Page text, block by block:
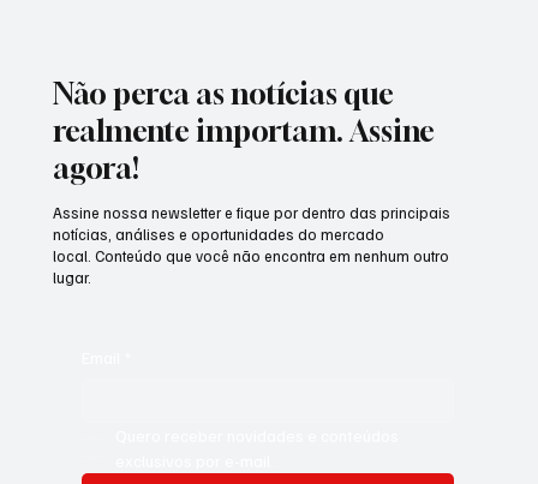
Não perca as notícias que
realmente importam. Assine
agora!
Assine nossa newsletter e fique por dentro das principais
notícias, análises e oportunidades do mercado
local. Conteúdo que você não encontra em nenhum outro
lugar.